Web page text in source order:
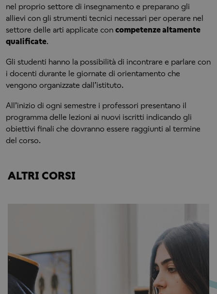
nel proprio settore di insegnamento e preparano gli
allievi con gli strumenti tecnici necessari per operare nel
settore delle arti applicate con competenze altamente
qualificate.
Gli studenti hanno la possibilità di incontrare e parlare con
i docenti durante le giornate di orientamento che
vengono organizzate dall’istituto.
All’inizio di ogni semestre i professori presentano il
programma delle lezioni ai nuovi iscritti indicando gli
obiettivi finali che dovranno essere raggiunti al termine
del corso.
ALTRI CORSI